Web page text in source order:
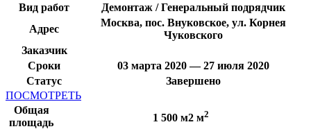
Вид работ
Демонтаж / Генеральный подрядчик
Адрес
Москва, пос. Внуковское, ул. Корнея
Чуковского
Заказчик
Сроки
03 марта 2020 — 27 июля 2020
Статус
Завершено
ПОСМОТРЕТЬ
Общая
площадь
1 500 м2 м2